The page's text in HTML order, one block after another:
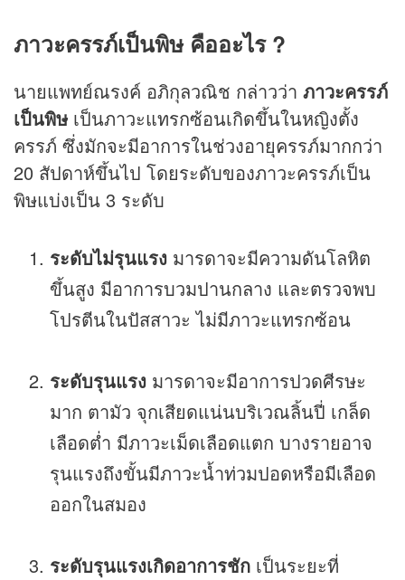
ภาวะครรภ์เป็นพิษ คืออะไร ?
นายแพทย์ณรงค์ อภิกุลวณิช กล่าวว่า ภาวะครรภ์
เป็นพิษ เป็นภาวะแทรกซ้อนเกิดขึ้นในหญิงตั้ง
ครรภ์ ซึ่งมักจะมีอาการในช่วงอายุครรภ์มากกว่า
20 สัปดาห์ขึ้นไป โดยระดับของภาวะครรภ์เป็น
พิษแบ่งเป็น 3 ระดับ
ระดับไม่รุนแรง มารดาจะมีความดันโลหิต
ขึ้นสูง มีอาการบวมปานกลาง และตรวจพบ
โปรตีนในปัสสาวะ ไม่มีภาวะแทรกซ้อน
ระดับรุนแรง มารดาจะมีอาการปวดศีรษะ
มาก ตามัว จุกเสียดแน่นบริเวณลิ้นปี่ เกล็ด
เลือดต่ำ มีภาวะเม็ดเลือดแตก บางรายอาจ
รุนแรงถึงขั้นมีภาวะน้ำท่วมปอดหรือมีเลือด
ออกในสมอง
ระดับรุนแรงเกิดอาการชัก เป็นระยะที่